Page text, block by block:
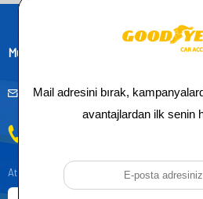
Müşteri Hizmetleri
Atatürk, Kıraç Mevkii, Orhan Veli Cd.